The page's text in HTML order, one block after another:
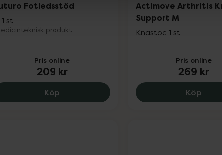
Fotledsstöd
1 st
produkt
Pris online
209 kr
Köp Futuro Fotledsstöd, 209 kr.
Actimove Arthritis
Support M
Knästöd 1 st
Pris online
269 kr
Köp